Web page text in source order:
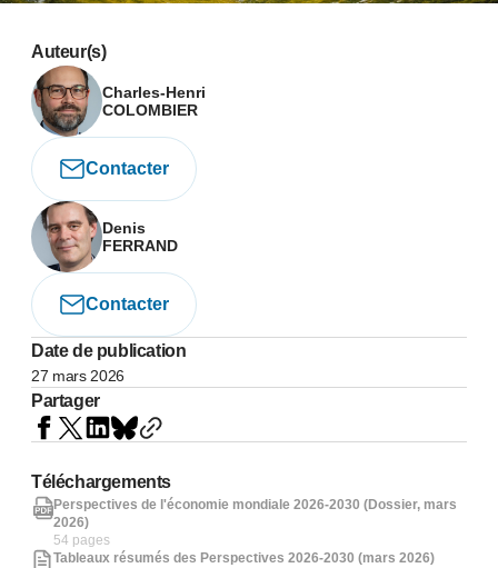
Auteur(s)
Charles-Henri
COLOMBIER
Contacter
Denis
FERRAND
Contacter
Date de publication
27 mars 2026
Partager
Téléchargements
Perspectives de l'économie mondiale 2026-2030 (Dossier, mars
2026)
54 pages
Tableaux résumés des Perspectives 2026-2030 (mars 2026)